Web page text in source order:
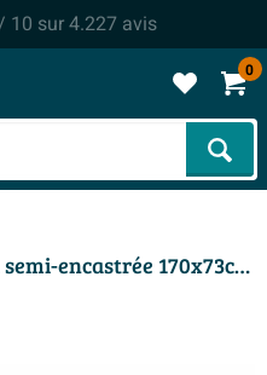
10 sur4.227 avis
0
Arcqua Pinto baignoire îlot semi-encastrée 170x73cm mat blanc droite